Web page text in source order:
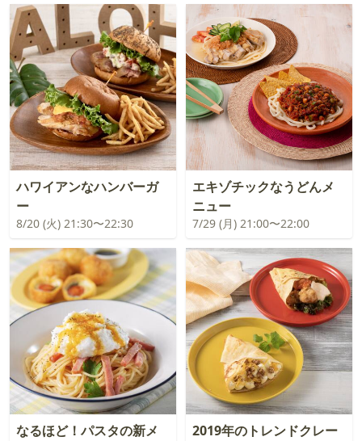
ハワイアンなハンバーガ
ー
8/20 (火) 21:30〜22:30
エキゾチックなうどんメ
ニュー
7/29 (月) 21:00〜22:00
なるほど！パスタの新メ 2019年のトレンドクレー